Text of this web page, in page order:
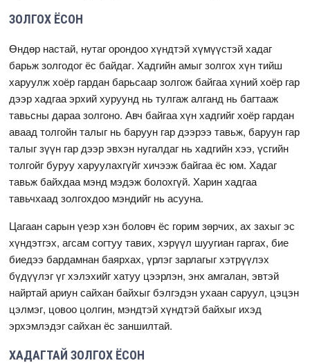
ЗОЛГОХ ЁСОН
Өндөр настай, нутаг орондоо хүндтэй хүмүүстэй хадаг
барьж золгодог ёс байдаг. Хадгийн амыг золгох хүн тийш
харуулж хоёр гардан барьсаар золгож байгаа хүний хоёр гар
дээр хадгаа эрхий хуруунд нь тулгаж алганд нь багтааж
тавьсны дараа золгоно. Авч байгаа хүн хадгийг хоёр гардан
аваад толгойн талыг нь баруун гар дээрээ тавьж, баруун гар
талыг зүүн гар дээр эвхэн нугалдаг нь хадгийн хээ, үсгийн
толгойг буруу харуулахгүйг хичээж байгаа ёс юм. Хадаг
тавьж байхдаа мэнд мэдэж болохгүй. Харин хадгаа
тавьчхаад золгохдоо мэндийг нь асууна.
Цагаан сарын үеэр хэн боловч ёс горим зөрчих, ах захыг эс
хүндэтгэх, агсам согтуу тавих, хэрүүл шуугиан гаргах, бие
биедээ бардамнан баярхах, үрлэг зарлагыг хэтрүүлэх
бүдүүлэг үг хэлэхийг хатуу цээрлэн, энх амгалан, эвтэй
найртай ариун сайхан байхыг бэлгэдэн ухаан саруул, цэцэн
цэлмэг, цовоо цолгин, мэндтэй хүндтэй байхыг ихэд
эрхэмлэдэг сайхан ёс заншилтай.
ХАДАГТАЙ ЗОЛГОХ ЁСОН